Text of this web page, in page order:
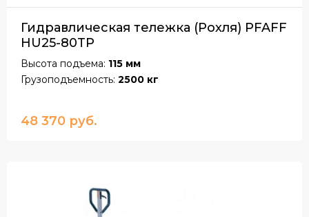
Гидравлическая тележка (Рохля) PFAFF
HU25-80TP
Высота подъема: 115 мм
Грузоподъемность: 2500 кг
48 370 руб.